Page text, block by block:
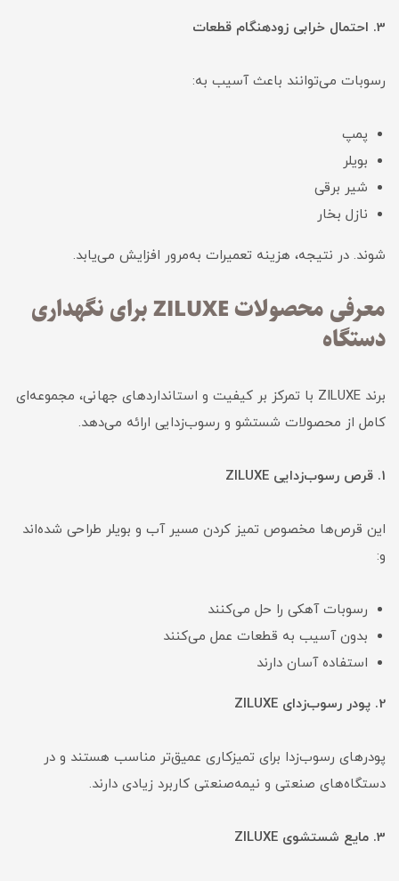
3. احتمال خرابی زودهنگام قطعات
رسوبات می‌توانند باعث آسیب به:
پمپ
بویلر
شیر برقی
نازل بخار
شوند. در نتیجه، هزینه تعمیرات به‌مرور افزایش می‌یابد.
معرفی محصولات ZILUXE برای نگهداری
دستگاه
برند ZILUXE با تمرکز بر کیفیت و استانداردهای جهانی، مجموعه‌ای
کامل از محصولات شستشو و رسوب‌زدایی ارائه می‌دهد.
1. قرص رسوب‌زدایی ZILUXE
این قرص‌ها مخصوص تمیز کردن مسیر آب و بویلر طراحی شده‌اند
و:
رسوبات آهکی را حل می‌کنند
بدون آسیب به قطعات عمل می‌کنند
استفاده آسان دارند
2. پودر رسوب‌زدای ZILUXE
پودرهای رسوب‌زدا برای تمیزکاری عمیق‌تر مناسب هستند و در
دستگاه‌های صنعتی و نیمه‌صنعتی کاربرد زیادی دارند.
3. مایع شستشوی ZILUXE